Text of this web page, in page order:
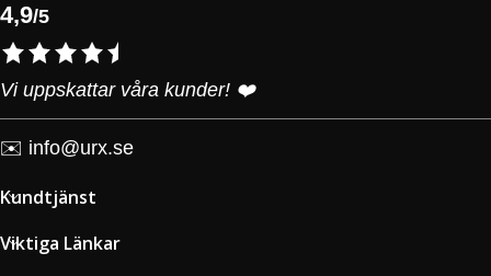
4,9/5
Vi uppskattar våra kunder! ❤️
✉️ info@urx.se
Kundtjänst
Viktiga Länkar